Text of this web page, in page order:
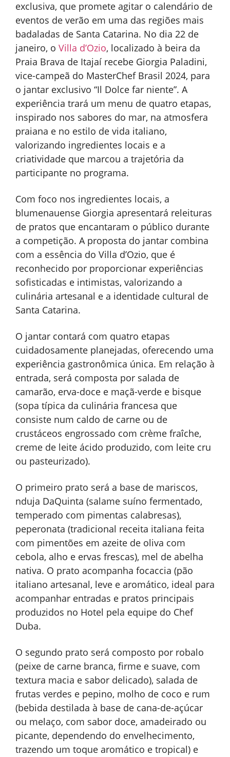
exclusiva, que promete agitar o calendário de
eventos de verão em uma das regiões mais
badaladas de Santa Catarina. No dia 22 de
janeiro, o Villa d’Ozio, localizado à beira da
Praia Brava de Itajaí recebe Giorgia Paladini,
vice-campeã do MasterChef Brasil 2024, para
o jantar exclusivo “Il Dolce far niente”. A
experiência trará um menu de quatro etapas,
inspirado nos sabores do mar, na atmosfera
praiana e no estilo de vida italiano,
valorizando ingredientes locais e a
criatividade que marcou a trajetória da
participante no programa.
Com foco nos ingredientes locais, a
blumenauense Giorgia apresentará releituras
de pratos que encantaram o público durante
a competição. A proposta do jantar combina
com a essência do Villa d’Ozio, que é
reconhecido por proporcionar experiências
sofisticadas e intimistas, valorizando a
culinária artesanal e a identidade cultural de
Santa Catarina.
O jantar contará com quatro etapas
cuidadosamente planejadas, oferecendo uma
experiência gastronômica única. Em relação à
entrada, será composta por salada de
camarão, erva-doce e maçã-verde e bisque
(sopa típica da culinária francesa que
consiste num caldo de carne ou de
crustáceos engrossado com crème fraîche,
creme de leite ácido produzido, com leite cru
ou pasteurizado).
O primeiro prato será a base de mariscos,
nduja DaQuinta (salame suíno fermentado,
temperado com pimentas calabresas),
peperonata (tradicional receita italiana feita
com pimentões em azeite de oliva com
cebola, alho e ervas frescas), mel de abelha
nativa. O prato acompanha focaccia (pão
italiano artesanal, leve e aromático, ideal para
acompanhar entradas e pratos principais
produzidos no Hotel pela equipe do Chef
Duba.
O segundo prato será composto por robalo
(peixe de carne branca, firme e suave, com
textura macia e sabor delicado), salada de
frutas verdes e pepino, molho de coco e rum
(bebida destilada à base de cana-de-açúcar
ou melaço, com sabor doce, amadeirado ou
picante, dependendo do envelhecimento,
trazendo um toque aromático e tropical) e